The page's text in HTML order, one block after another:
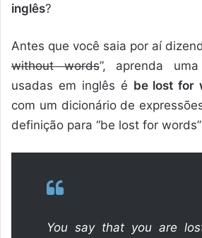
inglês?
Antes que você saia por aí
without words”, aprenda
usadas em inglês é be lost for
com um dicionário de
definição para “be lost for
You say that you are